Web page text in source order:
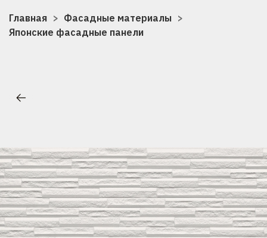
Главная
Фасадные материалы
Японские фасадные панели